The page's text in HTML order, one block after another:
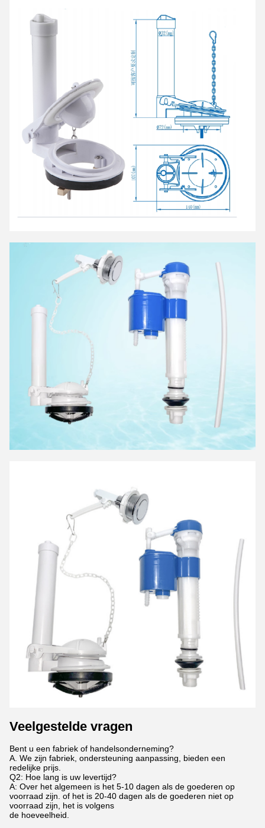
Veelgestelde vragen
Bent u een fabriek of handelsonderneming?
A. We zijn fabriek, ondersteuning aanpassing, bieden een
redelijke prijs.
Q2: Hoe lang is uw levertijd?
A: Over het algemeen is het 5-10 dagen als de goederen op
voorraad zijn. of het is 20-40 dagen als de goederen niet op
voorraad zijn, het is volgens
de hoeveelheid.